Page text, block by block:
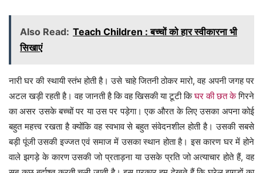
Also Read: Teach Children : बच्चों को हार स्वीकारना भी
सिखाएं
नारी घर की स्थायी स्तंभ होती है। उसे चाहे जितनी ठोकर मारो, वह अपनी जगह पर
अटल खड़ी रहती है। वह जानती है कि वह खिसकी या टूटी किघर की छत केगिरने
का असर उसके बच्चों पर या उस पर पड़ेगा। एक औरत के लिए उसका अपना कोई
बहुत महत्त्व रखता है क्योंकि वह स्वभाव से बहुत संवेदनशील होती है। उसकी सबसे
बड़ी पूंजी उसकी इज्जत एवं समाज में उसका स्थान होता है। इस कारण घर में होने
वाले झगड़े के कारण उसकी जो प्रताड़ना या उसके प्रति जो अत्याचार होते हैं, वह